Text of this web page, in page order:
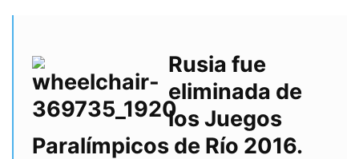
Rusia fue
eliminada de
los Juegos
Paralímpicos de Río 2016.